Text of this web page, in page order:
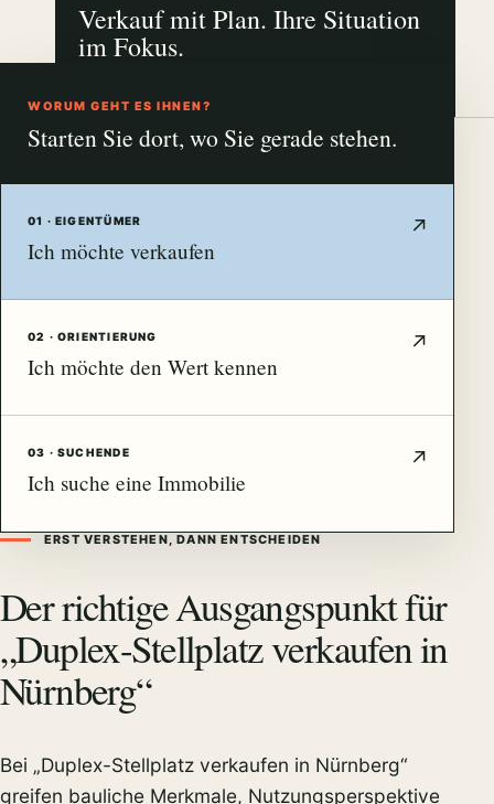
Verkauf mit Plan. Ihre Situation
im Fokus.
WORUM GEHT ES IHNEN?
Starten Sie dort, wo Sie gerade stehen.
01 · EIGENTÜMER
Ich möchte verkaufen
02 · ORIENTIERUNG
Ich möchte den Wert kennen
03 · SUCHENDE
Ich suche eine Immobilie
ERST VERSTEHEN, DANN ENTSCHEIDEN
Der richtige Ausgangspunkt für
„Duplex-Stellplatz verkaufen in
Nürnberg“
Bei „Duplex-Stellplatz verkaufen in Nürnberg“
greifen bauliche Merkmale, Nutzungsperspektive